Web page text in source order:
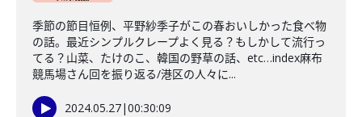
季節の節目恒例、平野紗季子がこの春おいしかった食べ物
の話。最近シンプルクレープよく見る？もしかして流行っ
てる？山菜、たけのこ、韓国の野草の話、etc…index麻布
競馬場さん回を振り返る/港区の人々に...
2024.05.27|00:30:09